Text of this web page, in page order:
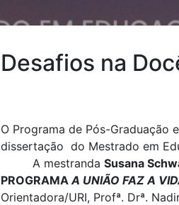
Desafios na
O Programa de Pós-Graduação
dissertação do Mestrado em
A mestranda Susana
PROGRAMA A UNIÃO FAZ A
Orientadora/URI, Profª. Drª.